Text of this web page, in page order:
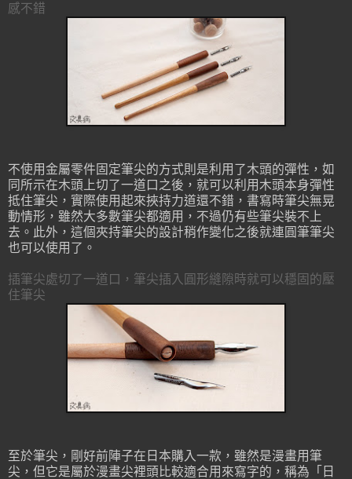
感不錯
不使用金屬零件固定筆尖的方式則是利用了木頭的彈性，如
同所示在木頭上切了一道口之後，就可以利用木頭本身彈性
抵住筆尖，實際使用起來挾持力道還不錯，書寫時筆尖無晃
動情形，雖然大多數筆尖都適用，不過仍有些筆尖裝不上
去。此外，這個夾持筆尖的設計稍作變化之後就連圓筆筆尖
也可以使用了。
插筆尖處切了一道口，筆尖插入圓形縫隙時就可以穩固的壓
住筆尖
至於筆尖，剛好前陣子在日本購入一款，雖然是漫畫用筆
尖，但它是屬於漫畫尖裡頭比較適合用來寫字的，稱為「日